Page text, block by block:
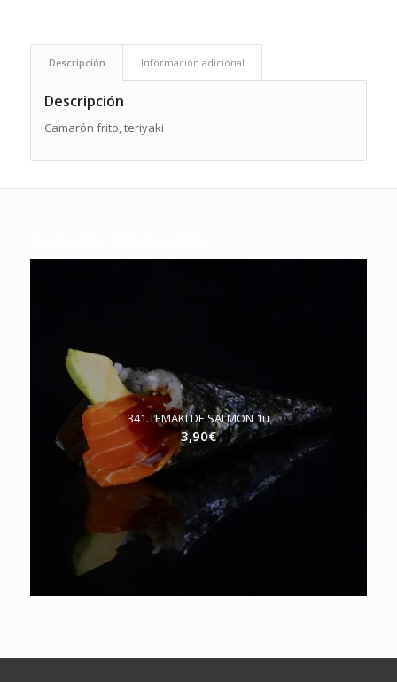
Descripción Información adicional
Descripción
Camarón frito, teriyaki
341.TEMAKI DE SALMON 1u
3,90€